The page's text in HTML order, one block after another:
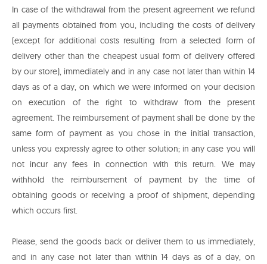
In case of the withdrawal from the present agreement we refund
all payments obtained from you, including the costs of delivery
(except for additional costs resulting from a selected form of
delivery other than the cheapest usual form of delivery offered
by our store), immediately and in any case not later than within 14
days as of a day, on which we were informed on your decision
on execution of the right to withdraw from the present
agreement. The reimbursement of payment shall be done by the
same form of payment as you chose in the initial transaction,
unless you expressly agree to other solution; in any case you will
not incur any fees in connection with this return. We may
withhold the reimbursement of payment by the time of
obtaining goods or receiving a proof of shipment, depending
which occurs first.
Please, send the goods back or deliver them to us immediately,
and in any case not later than within 14 days as of a day, on